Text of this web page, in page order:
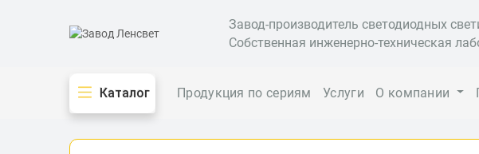
Завод-производитель светодиодных
Собственная инженерно-техническая
Каталог Продукция по сериям Услуги О компании